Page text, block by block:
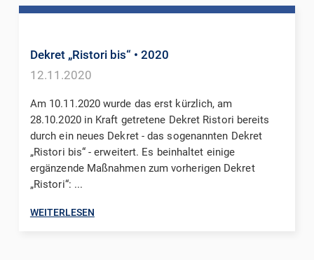
Dekret „Ristori bis“ • 2020
12.11.2020
Am 10.11.2020 wurde das erst kürzlich, am
28.10.2020 in Kraft getretene Dekret Ristori bereits
durch ein neues Dekret - das sogenannten Dekret
„Ristori bis“ - erweitert. Es beinhaltet einige
ergänzende Maßnahmen zum vorherigen Dekret
„Ristori“: ...
WEITERLESEN